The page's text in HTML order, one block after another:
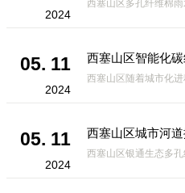
2024
05. 11
2024
05. 11
2024